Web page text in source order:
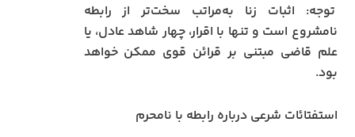
توجه: اثبات زنا به‌مراتب سخت‌تر از رابطه
نامشروع است و تنها با اقرار، چهار شاهد عادل، یا
علم قاضی مبتنی بر قرائن قوی ممکن خواهد
بود.
استفتائات شرعی درباره رابطه با نامحرم